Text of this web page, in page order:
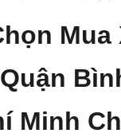
Mua
Minh